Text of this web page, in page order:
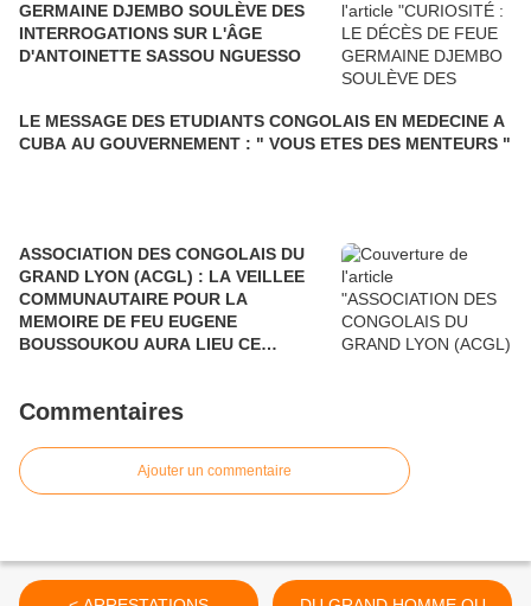
GERMAINE DJEMBO SOULÈVE DES
INTERROGATIONS SUR L'ÂGE
D'ANTOINETTE SASSOU NGUESSO
LE MESSAGE DES ETUDIANTS CONGOLAIS EN MEDECINE A
CUBA AU GOUVERNEMENT : " VOUS ETES DES MENTEURS "
ASSOCIATION DES CONGOLAIS DU
GRAND LYON (ACGL) : LA VEILLEE
COMMUNAUTAIRE POUR LA
MEMOIRE DE FEU EUGENE
BOUSSOUKOU AURA LIEU CE
Commentaires
Ajouter un commentaire